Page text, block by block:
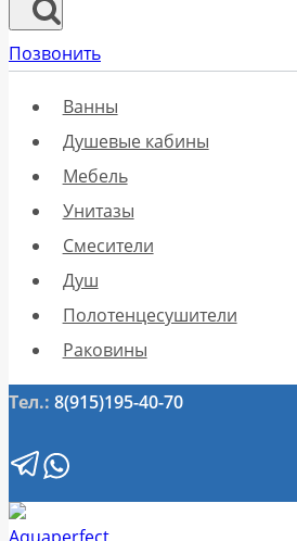
Позвонить
Ванны
Душевые кабины
Мебель
Унитазы
Смесители
Душ
Полотенцесушители
Раковины
Тел.: 8(915)195-40-70